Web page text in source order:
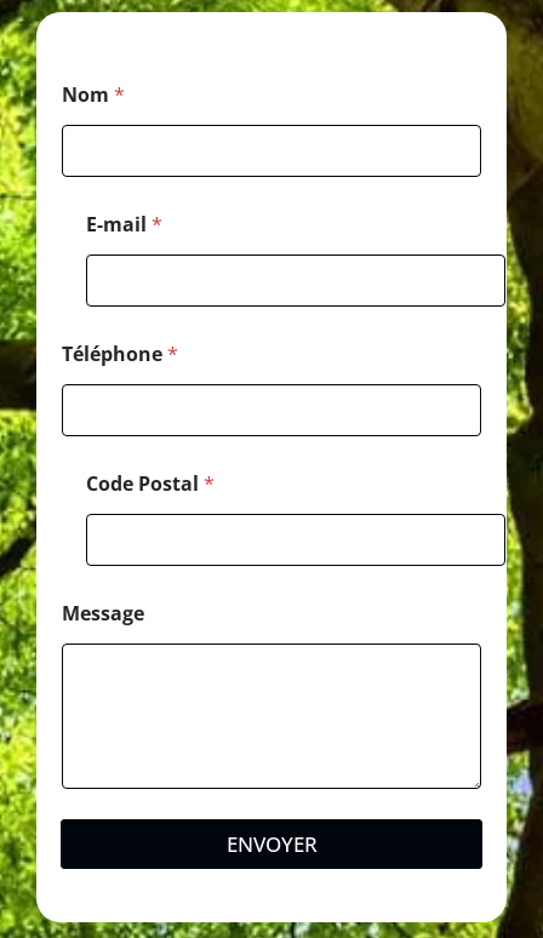
Nom *
E-mail *
Téléphone*
Code Postal *
Message
ENVOYER